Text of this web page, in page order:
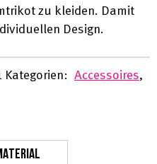
zu kleiden. Damit
Design.
Kategorien: Accessoires,